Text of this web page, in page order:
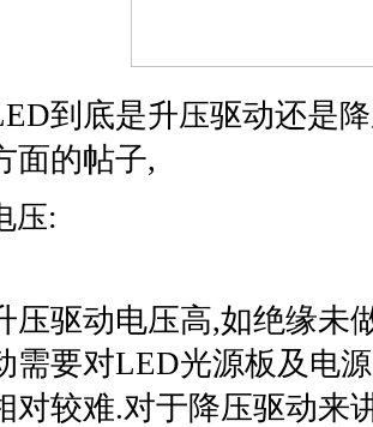
到底是升压驱动还是
面的帖子,
压:
动电压高,如绝缘未做
需要对LED光源板及 电源
对较难.对于降压驱动来